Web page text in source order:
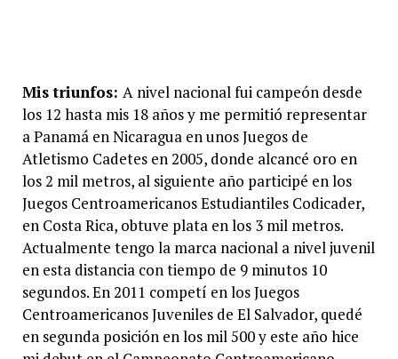
Mis triunfos: A nivel nacional fui campeón desde
los 12 hasta mis 18 años y me permitió representar
a Panamá en Nicaragua en unos Juegos de
Atletismo Cadetes en 2005, donde alcancé oro en
los 2 mil metros, al siguiente año participé en los
Juegos Centroamericanos Estudiantiles Codicader,
en Costa Rica, obtuve plata en los 3 mil metros.
Actualmente tengo la marca nacional a nivel juvenil
en esta distancia con tiempo de 9 minutos 10
segundos. En 2011 competí en los Juegos
Centroamericanos Juveniles de El Salvador, quedé
en segunda posición en los mil 500 y este año hice